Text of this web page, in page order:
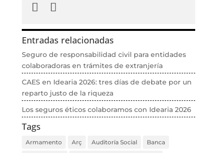
Entradas relacionadas
Seguro de responsabilidad civil para entidades
colaboradoras en trámites de extranjería
CAES en Idearia 2026: tres días de debate por un
reparto justo de la riqueza
Los seguros éticos colaboramos con Idearia 2026
Tags
Armamento Arç Auditoría Social Banca